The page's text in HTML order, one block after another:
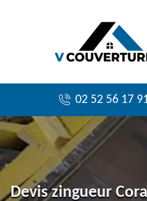
02 52 56 17
Devis zingueur